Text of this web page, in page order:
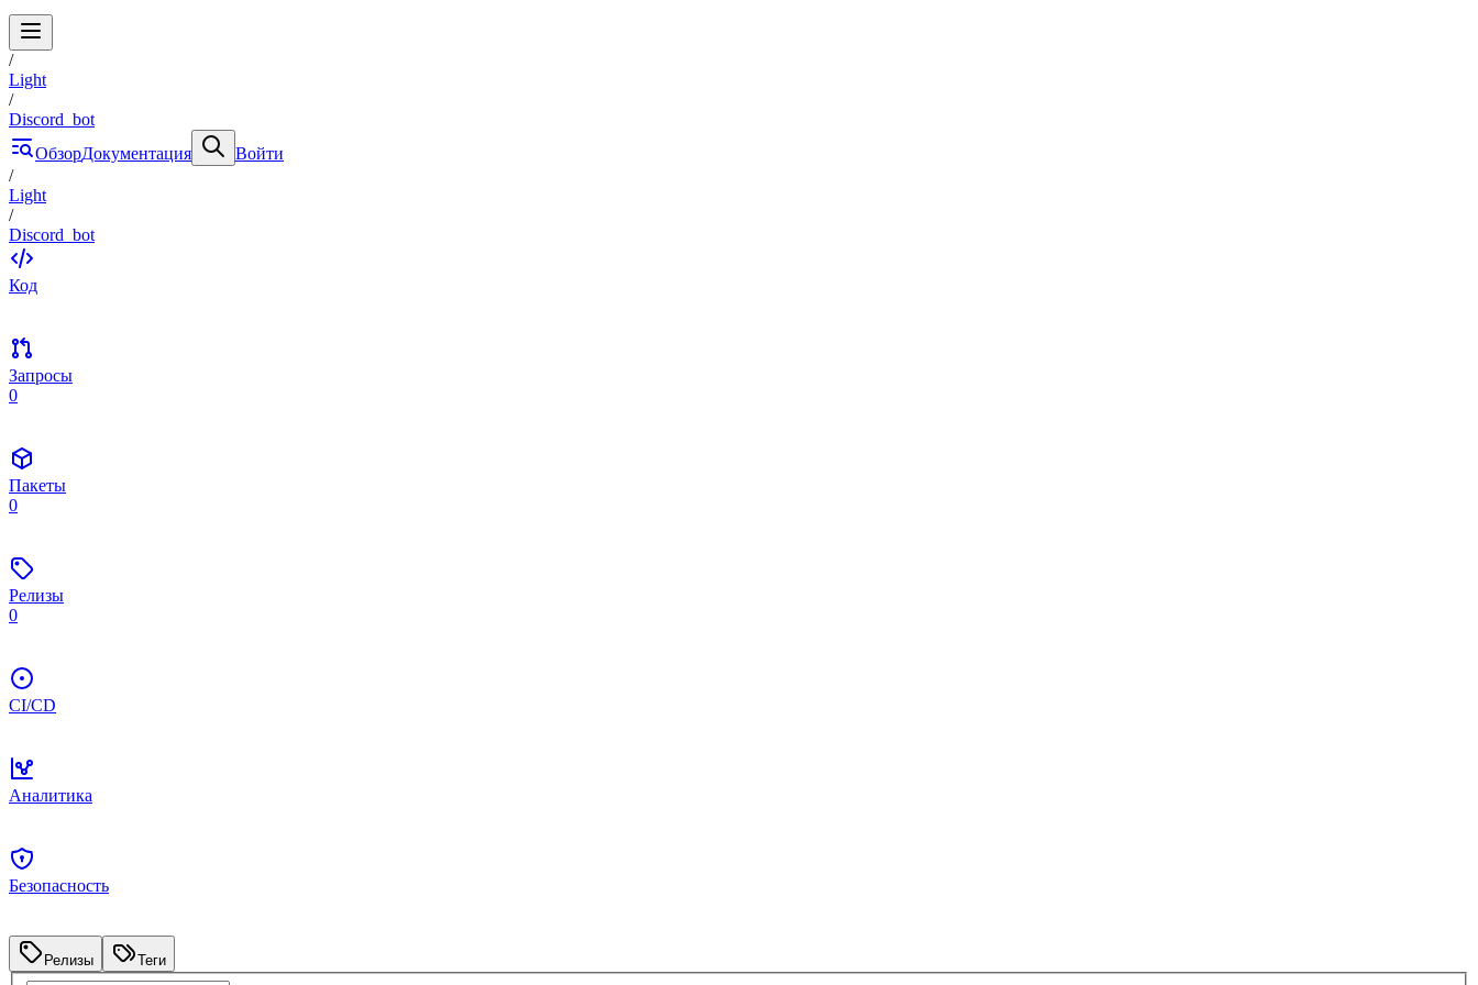
/
Light
/
Discord_bot
ОбзорДокументация
Войти
/
Light
/
Discord_bot
Код
Запросы
0
Пакеты
0
Релизы
0
CI/CD
Аналитика
Безопасность
Релизы Теги